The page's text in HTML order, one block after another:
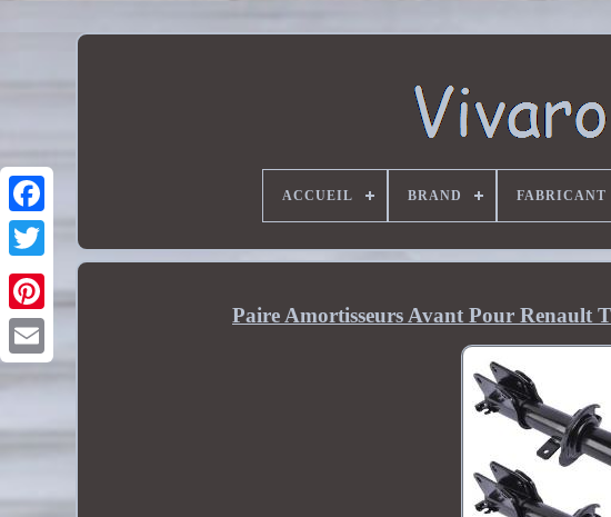
ACCUEIL BRAND FABRICANT
Paire Amortisseurs Avant Pour